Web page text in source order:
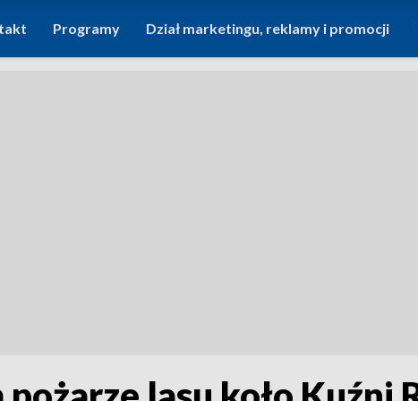
Programy Dział marketingu, reklamy i promocji